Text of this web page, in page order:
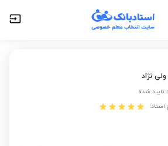
ولی نژاد
تایید شده